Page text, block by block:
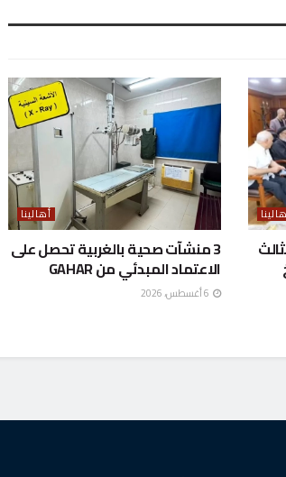
أهالينا
3 منشآت صحية بالغربية تحصل على
الاعتماد المبدئي من GAHAR